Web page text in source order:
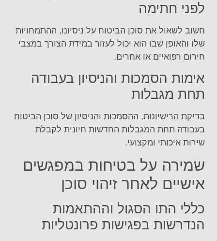
לפני חתימה
חשוב לשאול את סוכן הביטוח על ניסיונו, ההתמחויות
שלו והאופן שבו הוא יכול לעזור במידת הצורך במצבי
חירום רפואיים או אחרים.
אימות הסמכות והניסיון בעבודה
תחת מגבלות
בדיקת הרישיונות, ההסמכות והניסיון של סוכן הביטוח
בעבודה תחת המגבלות החדשות חיונית לקבלת
שירות איכותי ומקצועי.
שמירה על בטיחות במפגשים
אישיים לאחר זיהוי סוכן
כללי התו הסגול וההתאמות
הנדרשות בפגישות פרונטליות